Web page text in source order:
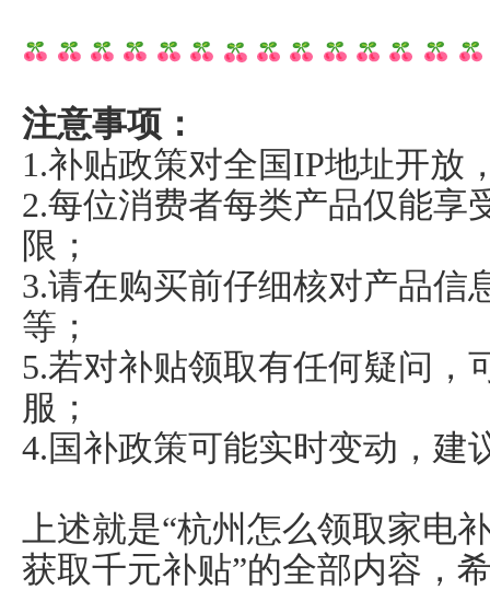
注意事项：
1.补贴政策对全国IP地址开放
2.每位消费者每类产品仅能享
限；
3.请在购买前仔细核对产品信
等；
5.若对补贴领取有任何疑问，
服；
4.国补政策可能实时变动，建
上述就是“杭州怎么领取家电
获取千元补贴”的全部内容，